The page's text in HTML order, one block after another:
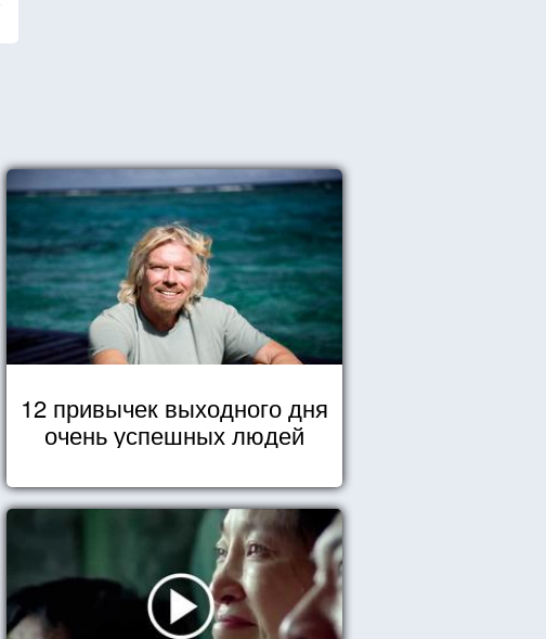
12 привычек выходного дня
очень успешных людей